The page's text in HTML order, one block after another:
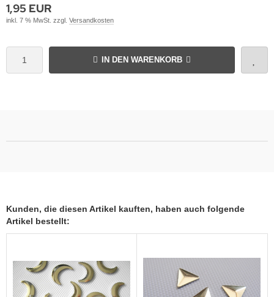
1,95 EUR
inkl. 7 % MwSt. zzgl. Versandkosten
IN DEN WARENKORB
Kunden, die diesen Artikel kauften, haben auch folgende
Artikel bestellt: